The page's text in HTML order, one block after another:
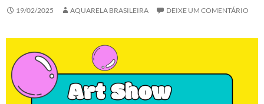
19/02/2025 AQUARELA BRASILEIRA DEIXE UM COMENTÁRIO